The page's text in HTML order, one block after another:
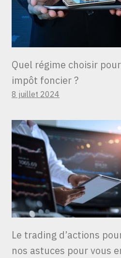
Quel régime choisir
impôt foncier ?
8 juillet 2024
Le trading d’actions
nos astuces pour vous